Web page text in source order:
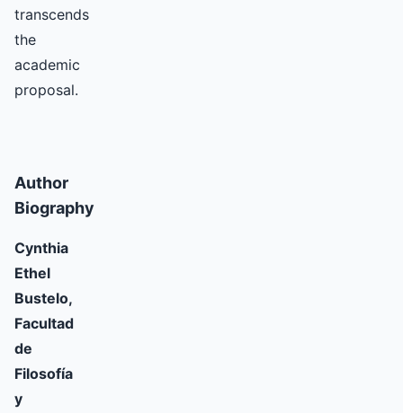
transcends
the
academic
proposal.
Author
Biography
Cynthia
Ethel
Bustelo,
Facultad
de
Filosofía
y